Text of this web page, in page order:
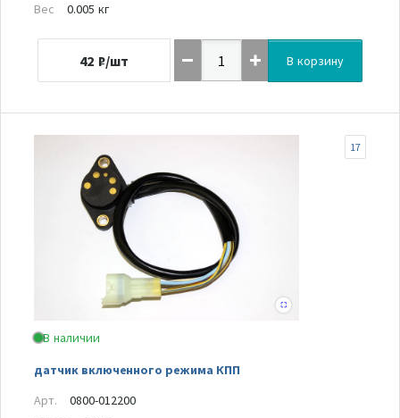
Вес
0.005 кг
42 ₽/шт В корзину
В наличии
датчик включенного режима КПП
17
Арт.
0800-012200